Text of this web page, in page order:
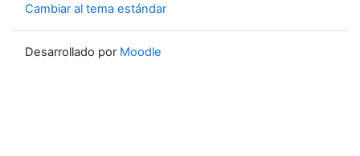
Cambiar al tema estándar
Desarrollado por Moodle